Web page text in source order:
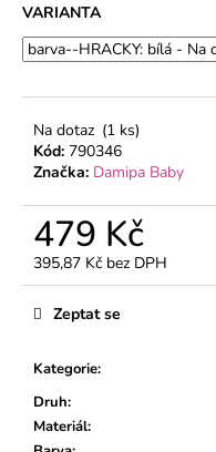
VARIANTA
Na dotaz (1 ks)
Kód: 790346
Značka: Damipa Baby
479 Kč
395,87 Kč bez DPH
Měrná
cena:
Kategorie:
Druh:
Materiál:
Zeptat se
D
o
p
o
u
u
j
e
m
e
TEPLÁKY
290
Kč